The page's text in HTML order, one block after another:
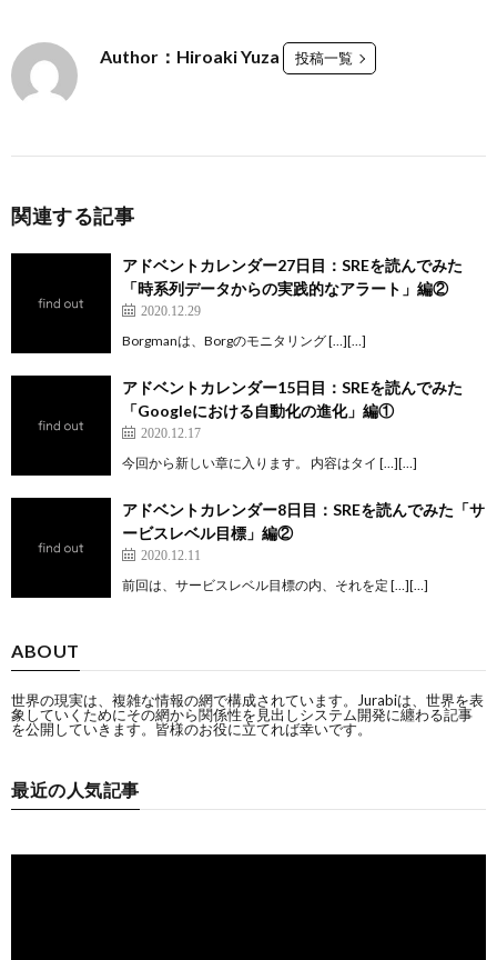
Author：Hiroaki Yuza 投稿一覧
関連する記事
アドベントカレンダー27日目：SREを読んでみた
「時系列データからの実践的なアラート」編②
2020.12.29
Borgmanは、Borgのモニタリング […][…]
アドベントカレンダー15日目：SREを読んでみた
「Googleにおける自動化の進化」編①
2020.12.17
今回から新しい章に入ります。 内容はタイ […][…]
アドベントカレンダー8日目：SREを読んでみた「サ
ービスレベル目標」編②
2020.12.11
前回は、サービスレベル目標の内、それを定 […][…]
ABOUT
世界の現実は、複雑な情報の網で構成されています。Jurabiは、世界を表
象していくためにその網から関係性を見出しシステム開発に纏わる記事
を公開していきます。皆様のお役に立てれば幸いです。
最近の人気記事